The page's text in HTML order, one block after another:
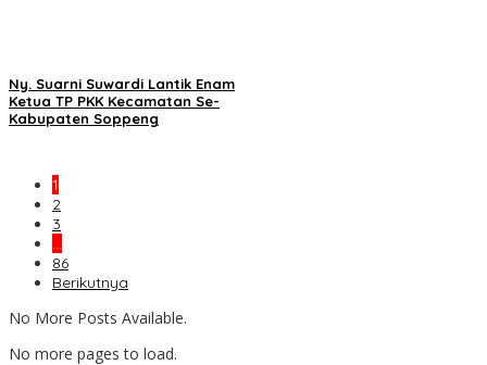
Ny. Suarni Suwardi Lantik Enam
Ketua TP PKK Kecamatan Se-
Kabupaten Soppeng
1
2
3
…
86
Berikutnya
No More Posts Available.
No more pages to load.